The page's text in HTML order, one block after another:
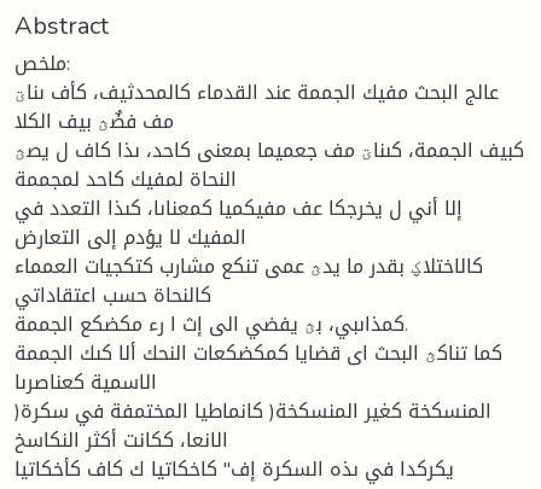
Abstract
ملخص:
عالج البحث مفيك الجممة عند القدماء كالمحدثيف، كأف ىناؾ
مف فضٌؿ بيف الكلا
كبيف الجممة، كىناؾ مف جعميما بمعنى كاحد، ىذا كاف ل يصؿ
النحاة لمفيك كاحد لمجممة
إلا أني ل يخرجكا عف مفيكميا كمعناىا، كىذا التعدد في
المفيك لا يؤدم إلى التعارض
كالاختلاؼ بقدر ما يدؿ عمى تنكع مشارب كتكجيات العمماء
كالنحاة حسب اعتقاداتي
كمذاىبي، بؿ يفضي الى إث ا رء مكضكع الجممة.
كما تناكؿ البحث اى قضايا كمكضكعات النحك ألا كىك الجممة
الاسمية كعناصرىا
)المنسكخة كغير المنسكخة( كانماطيا المختمفة في سكرة
الانعا، ككانت أكثر النكاسخ
يكركدا في ىذه السكرة إف" كاخكاتيا ك كاف كأخكاتيا